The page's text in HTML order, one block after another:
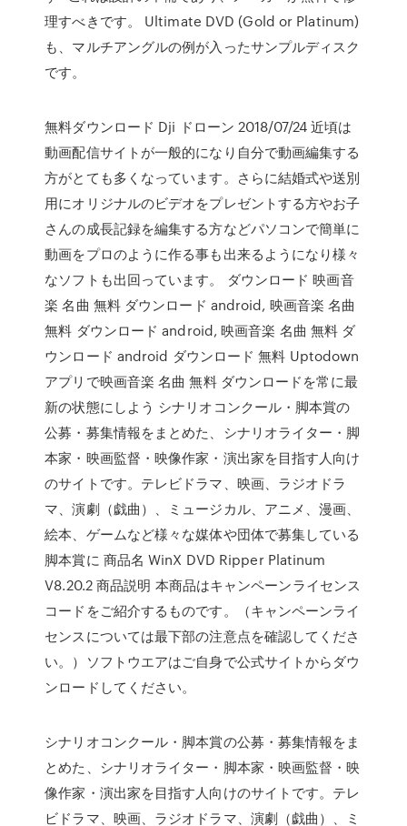
理すべきです。 Ultimate DVD (Gold or Platinum)
も、マルチアングルの例が入ったサンプルディスク
です。
無料ダウンロード Dji ドローン 2018/07/24 近頃は
動画配信サイトが一般的になり自分で動画編集する
方がとても多くなっています。さらに結婚式や送別
用にオリジナルのビデオをプレゼントする方やお子
さんの成長記録を編集する方などパソコンで簡単に
動画をプロのように作る事も出来るようになり様々
なソフトも出回っています。 ダウンロード 映画音
楽 名曲 無料 ダウンロード android, 映画音楽 名曲
無料 ダウンロード android, 映画音楽 名曲 無料 ダ
ウンロード android ダウンロード 無料 Uptodown
アプリで映画音楽 名曲 無料 ダウンロードを常に最
新の状態にしよう シナリオコンクール・脚本賞の
公募・募集情報をまとめた、シナリオライター・脚
本家・映画監督・映像作家・演出家を目指す人向け
のサイトです。テレビドラマ、映画、ラジオドラ
マ、演劇（戯曲）、ミュージカル、アニメ、漫画、
絵本、ゲームなど様々な媒体や団体で募集している
脚本賞に 商品名 WinX DVD Ripper Platinum
V8.20.2 商品説明 本商品はキャンペーンライセンス
コードをご紹介するものです。（キャンペーンライ
センスについては最下部の注意点を確認してくださ
い。）ソフトウエアはご自身で公式サイトからダウ
ンロードしてください。
シナリオコンクール・脚本賞の公募・募集情報をま
とめた、シナリオライター・脚本家・映画監督・映
像作家・演出家を目指す人向けのサイトです。テレ
ビドラマ、映画、ラジオドラマ、演劇（戯曲）、ミ